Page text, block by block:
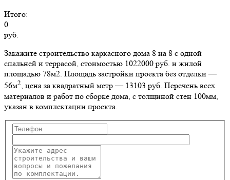
Итого:
0
руб.
Закажите строительство каркасного дома 8 на 8 с одной
спальней и террасой, стоимостью 1022000 руб. и жилой
площадью 78м2. Площадь застройки проекта без отделки —
56м2, цена за квадратный метр — 13103 руб. Перечень всех
материалов и работ по сборке дома, с толщиной стен 100мм,
указан в комплектации проекта.